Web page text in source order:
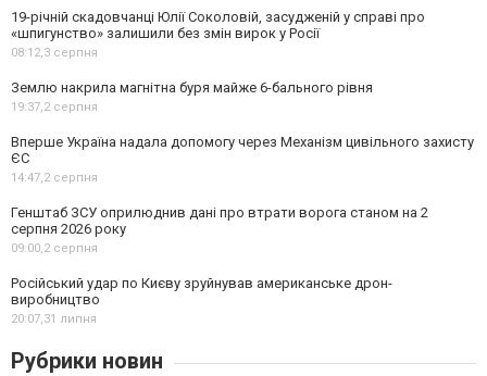
19-річній скадовчанці Юлії Соколовій, засудженій у справі про
«шпигунство» залишили без змін вирок у Росії
08:12,3 серпня
Землю накрила магнітна буря майже 6-бального рівня
19:37,2 серпня
Вперше Україна надала допомогу через Механізм цивільного захисту
ЄС
14:47,2 серпня
Генштаб ЗСУ оприлюднив дані про втрати ворога станом на 2
серпня 2026 року
09:00,2 серпня
Російський удар по Києву зруйнував американське дрон-
виробництво
20:07,31 липня
Рубрики новин